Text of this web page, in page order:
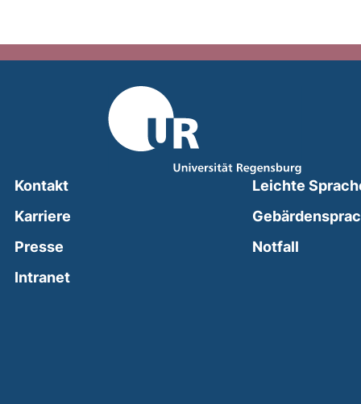
Kontakt
Karriere
Presse
Intranet(external link, opens in a new window)
Leichte
Notfall